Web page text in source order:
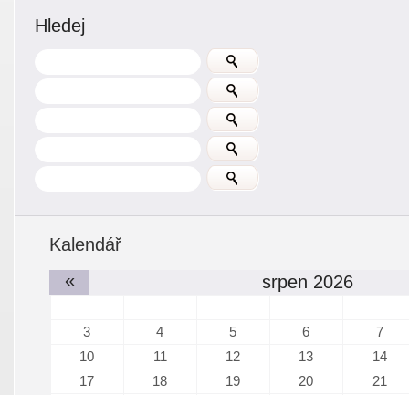
Hledej
Kalendář
«
srpen 2026
3 4 5 6
7
10
11 12 13
14
17
18 19 20
21